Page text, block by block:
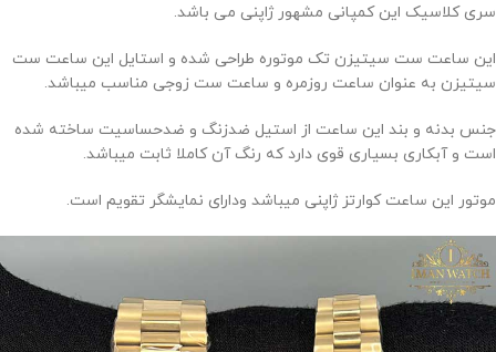
سری کلاسیک این کمپانی مشهور ژاپنی می باشد.
این ساعت ست سیتیزن تک موتوره طراحی شده و استایل این ساعت ست
سیتیزن به عنوان ساعت روزمره و ساعت ست زوجی مناسب میباشد.
جنس بدنه و بند این ساعت از استیل ضدزنگ و ضدحساسیت ساخته شده
است و آبکاری بسیاری قوی دارد که رنگ آن کاملا ثابت میباشد.
موتور این ساعت کوارتز ژاپنی میباشد ودارای نمایشگر تقویم است.